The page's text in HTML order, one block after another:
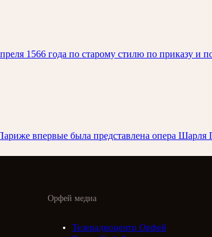
1566 года по старому стилю по приказу и
впервые была представлена опера
Орфей медиа
Телерадиоцентр Орфей